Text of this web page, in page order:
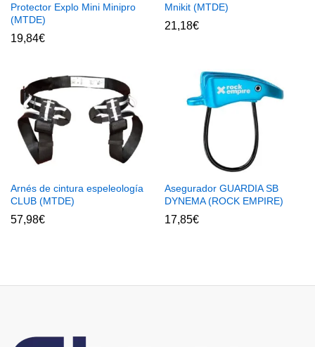
Protector Explo Mini Minipro
(MTDE)
19,84€
Mnikit (MTDE)
21,18€
Arnés de cintura espeleología
CLUB (MTDE)
57,98€
Asegurador GUARDIA SB
DYNEMA (ROCK EMPIRE)
17,85€